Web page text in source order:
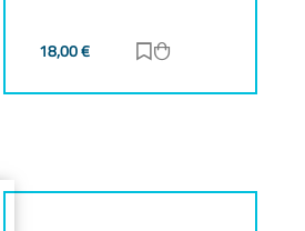
18,00€ Zur Merkliste